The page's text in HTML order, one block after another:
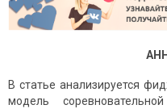
В статье анализируется
модель